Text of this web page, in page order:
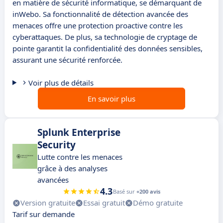
en matière de sécurité informatique, se démarquant de
inWebo. Sa fonctionnalité de détection avancée des
menaces offre une protection proactive contre les
cyberattaques. De plus, sa technologie de cryptage de
pointe garantit la confidentialité des données sensibles,
assurant une sécurité renforcée.
Voir plus de détails
En savoir plus
Splunk Enterprise
Security
Lutte contre les menaces
grâce à des analyses
avancées
4.3Basé sur +200 avis
Version gratuite Essai gratuit
Démo gratuite
Tarif sur demande